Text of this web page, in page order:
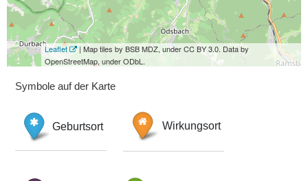
Leaflet
| Map tiles by BSB MDZ, under CC BY 3.0. Data by
OpenStreetMap, under ODbL.
Symbole auf der Karte
Geburtsort Wirkungsort